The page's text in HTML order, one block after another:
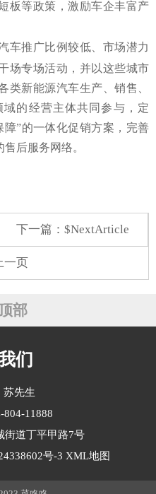
板等政策，激励车企丰富产
车推广比例较低、市场潜力
场专场活动，并以这些城市
类新能源汽车生产、销售、
的经营主体共同参与，定
”的一体化促销方案，完善
后服务网络。
下一篇：$NextArticle
一页
部
们
苏先生
11888
道丁平甲路7号
号-3 XML地图